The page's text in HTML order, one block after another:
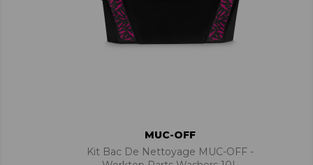
MUC-OFF
Kit Bac De Nettoyage MUC-OFF -